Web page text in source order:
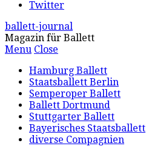
Twitter
ballett-journal
Magazin für Ballett
Menu Close
Hamburg Ballett
Staatsballett Berlin
Semperoper Ballett
Ballett Dortmund
Stuttgarter Ballett
Bayerisches Staatsballett
diverse Compagnien